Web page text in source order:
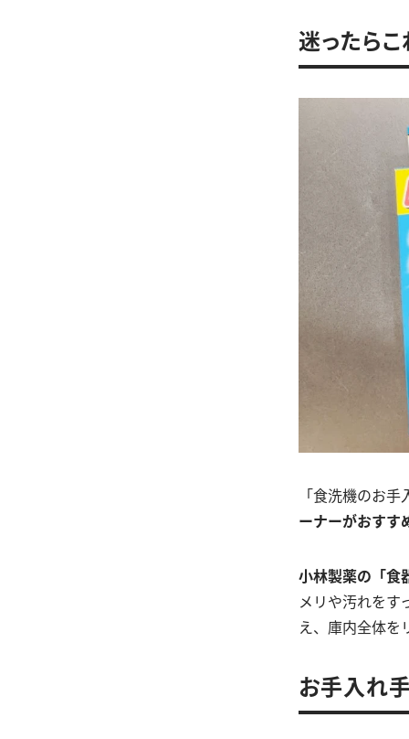
迷ったら
「食洗機のお
ーナーがおすす
小林製薬の「食
メリや汚れをす
え、庫内全体を
お手入れ